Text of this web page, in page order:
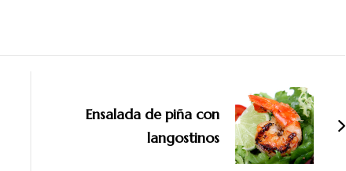
Ensalada de piña con
langostinos